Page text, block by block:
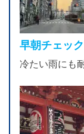
早朝チェッ
冷たい雨にも